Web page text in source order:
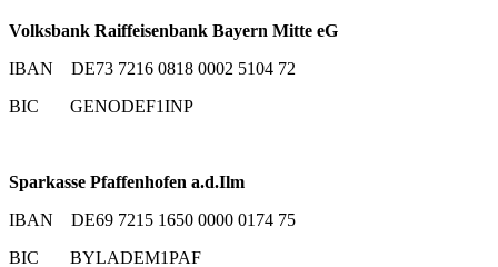
Volksbank Raiffeisenbank Bayern Mitte eG
IBAN DE73 7216 0818 0002 5104 72
BIC GENODEF1INP
Sparkasse Pfaffenhofen a.d.Ilm
IBAN DE69 7215 1650 0000 0174 75
BIC BYLADEM1PAF